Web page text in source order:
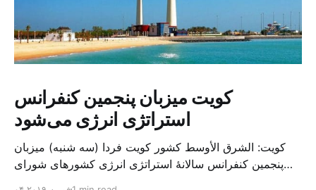
کویت میزبان پنجمین کنفرانس
استراتژی انرژی می‌شود
کویت: الشرق الأوسط کشور کویت فردا (سه شنبه) میزبان
پنجمین کنفرانس سالانهٔ استراتژی انرژی کشورهای شورای